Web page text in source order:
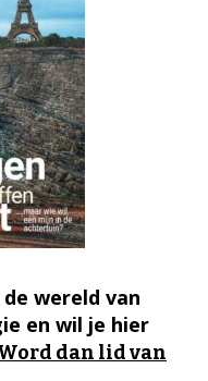
wereld van
en wil je hier
dan lid van